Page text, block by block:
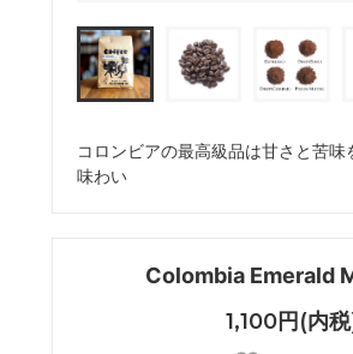
コロンビアの最高級品は甘さと苦味
味わい
Colombia Emerald
1,100円(内